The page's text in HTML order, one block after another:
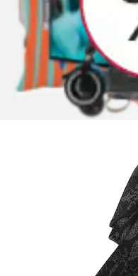
+
Farben
Krawatte »VENTI
VENTI
Aktueller Preis